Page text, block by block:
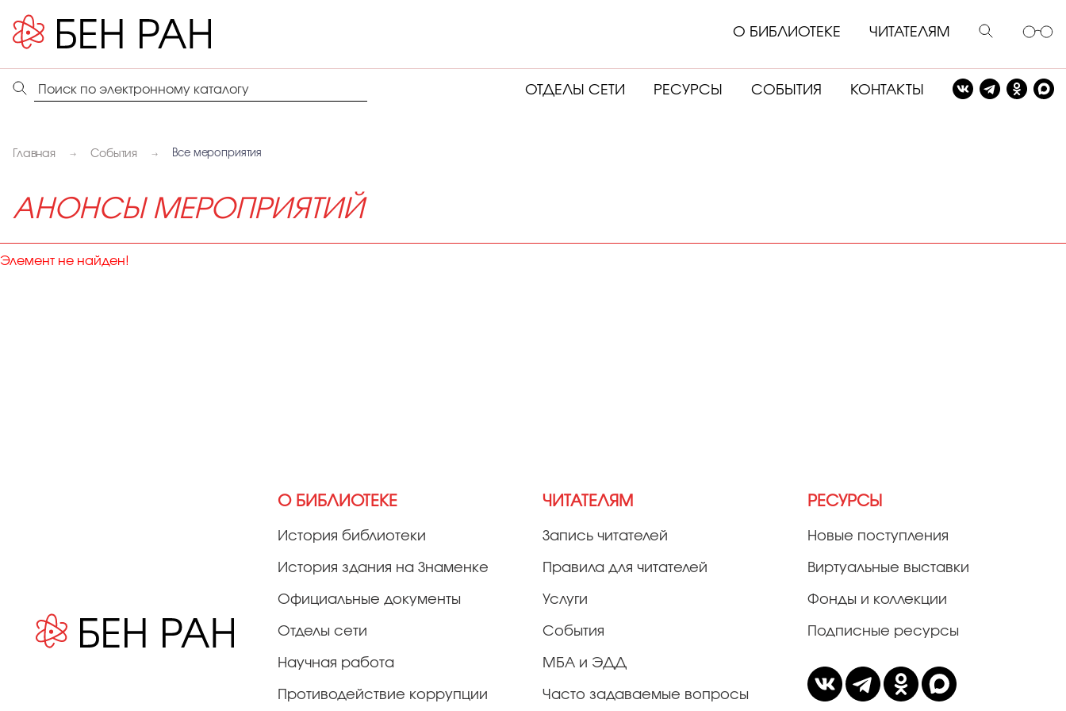
О БИБЛИОТЕКЕ ЧИТАТЕЛЯМ
ОТДЕЛЫ СЕТИ РЕСУРСЫ СОБЫТИЯ КОНТАКТЫ
Главная События Все мероприятия
АНОНСЫ МЕРОПРИЯТИЙ
Элемент не найден!
О БИБЛИОТЕКЕ
История библиотеки
История здания на Знаменке
Официальные документы
Отделы сети
Научная работа
Противодействие коррупции
ЧИТАТЕЛЯМ
Запись читателей
Правила для читателей
Услуги
События
МБА и ЭДД
Часто задаваемые вопросы
РЕСУРСЫ
Новые поступления
Виртуальные выставки
Фонды и коллекции
Подписные ресурсы